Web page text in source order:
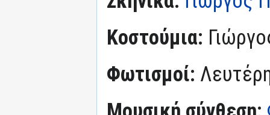
Κοστούμια:
Φωτισμοί: